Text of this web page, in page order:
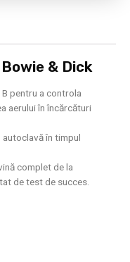
& Dick
pentru a controla
aerului în încărcături
autoclavă în timpul
complet de la
de test de succes.